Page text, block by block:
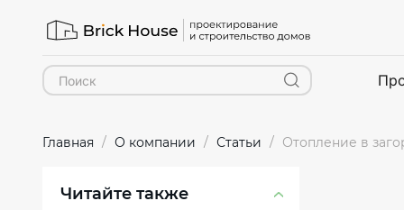
Главная О компании Статьи Отопление в
Читайте также